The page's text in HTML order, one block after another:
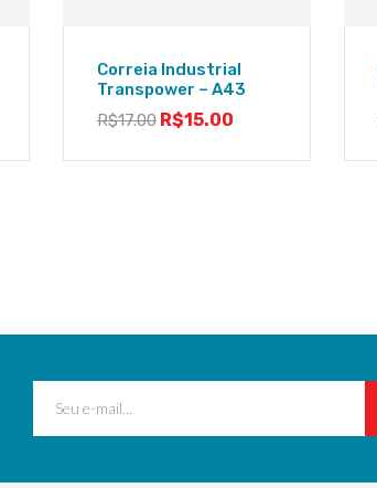
Correia Industrial
Transpower – A43
R$17.00 R$15.00